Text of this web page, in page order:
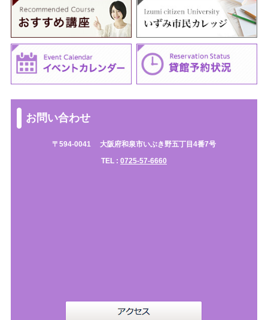
お問い合わせ
〒594-0041 大阪府和泉市いぶき野五丁目4番7号
TEL : 0725-57-6660